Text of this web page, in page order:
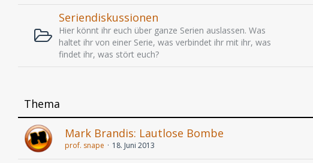
Seriendiskussionen
Hier könnt ihr euch über ganze Serien auslassen. Was
haltet ihr von einer Serie, was verbindet ihr mit ihr, was
findet ihr, was stört euch?
Thema
Mark Brandis: Lautlose Bombe
prof. snape 18. Juni 2013